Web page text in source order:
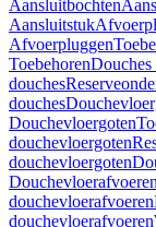
Aansluitbochten
Aansluitstuk
Afvoerpluggen
ToebehorenDouches
douches
douches
Douchevloergoten
douchevloergoten
douchevloergoten
Douchevloerafvoeren
douchevloerafvoeren
douchevloerafvoeren